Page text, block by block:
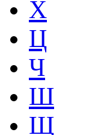
Х
Ц
Ч
Ш
Щ